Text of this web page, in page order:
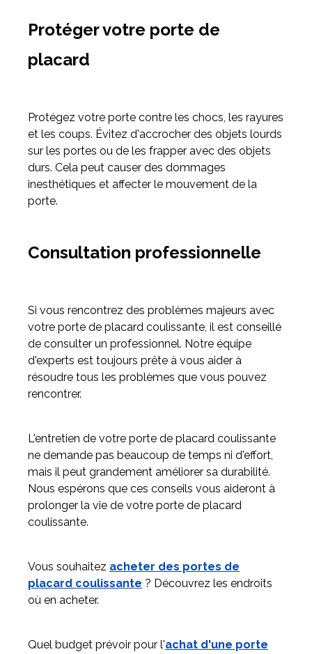
Protéger votre porte de
placard
Protégez votre porte contre les chocs, les rayures
et les coups. Évitez d'accrocher des objets lourds
sur les portes ou de les frapper avec des objets
durs. Cela peut causer des dommages
inesthétiques et affecter le mouvement de la
porte.
Consultation professionnelle
Si vous rencontrez des problèmes majeurs avec
votre porte de placard coulissante, il est conseillé
de consulter un professionnel. Notre équipe
d'experts est toujours prête à vous aider à
résoudre tous les problèmes que vous pouvez
rencontrer.
L'entretien de votre porte de placard coulissante
ne demande pas beaucoup de temps ni d'effort,
mais il peut grandement améliorer sa durabilité.
Nous espérons que ces conseils vous aideront à
prolonger la vie de votre porte de placard
coulissante.
Vous souhaitez acheter des portes de
placard coulissante ? Découvrez les endroits
où en acheter.
Quel budget prévoir pour l'achat d'une porte